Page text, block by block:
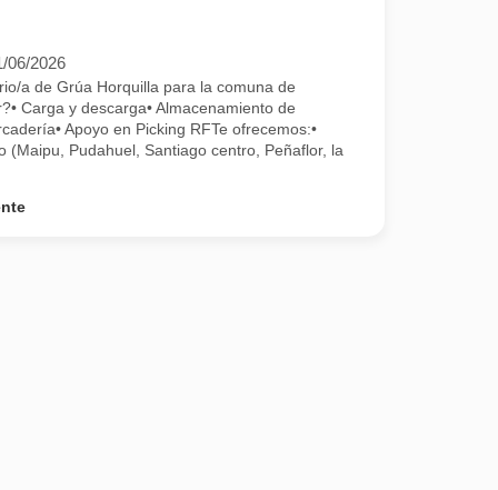
06/2026
a de Grúa Horquilla para la comuna de
Carga y descarga• Almacenamiento de
Apoyo en Picking RFTe ofrecemos:•
(Maipu, Pudahuel, Santiago centro, Peñaflor, la